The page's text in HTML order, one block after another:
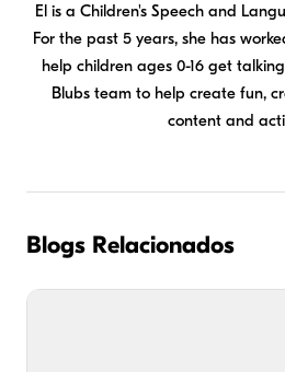
El is a Children's Speech and
For the past 5 years, she has
help children ages 0-16 get
Blubs team to help create fun,
content and
Blogs Relacionados